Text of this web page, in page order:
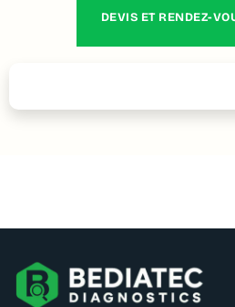
DEVIS ET RENDEZ-